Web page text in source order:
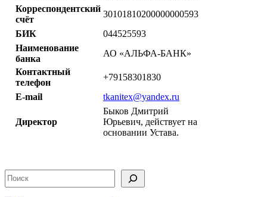
Корреспондентский
счёт
30101810200000000593
БИК
044525593
Наименование
банка
АО «АЛЬФА-БАНК»
Контактный
телефон
+79158301830
E-mail
tkanitex@yandex.ru
Директор
Быков Дмитрий
Юрьевич, действует на
основании Устава.
Поиск